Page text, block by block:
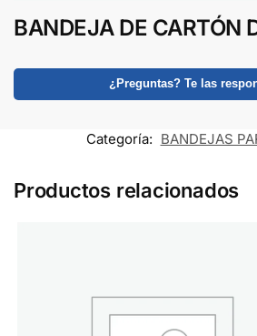
BANDEJA DE CARTÓN
¿Preguntas? Te las
Categoría: BANDEJAS
Productos relacionados